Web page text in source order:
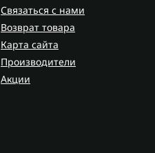
Связаться с нами
Возврат товара
Карта сайта
Производители
Акции